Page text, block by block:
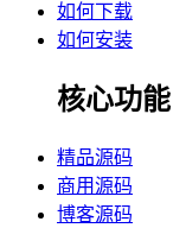
如何下载
如何安装
核心功能
精品源码
商用源码
博客源码